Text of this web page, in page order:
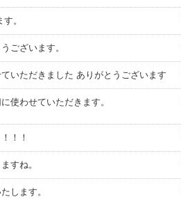
。
ございます。
いただきました ありがとうございます
使わせていただきます。
！！
すね。
します。